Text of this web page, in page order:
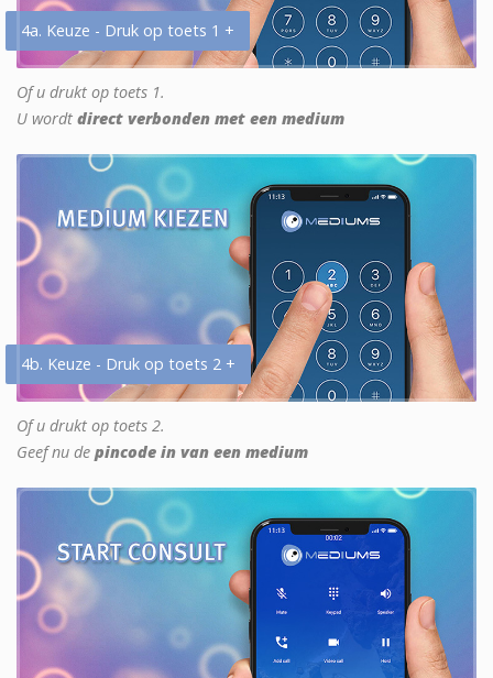
4a. Keuze - Druk op toets 1 +
Of u drukt op toets 1.
U wordt direct verbonden met een medium
4b. Keuze - Druk op toets 2 +
Of u drukt op toets 2.
Geef nu de pincode in van een medium